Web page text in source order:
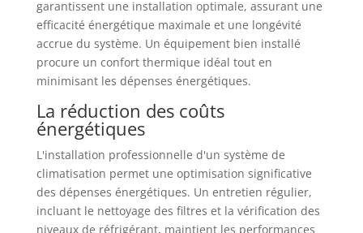
garantissent une installation optimale, assurant une
efficacité énergétique maximale et une longévité
accrue du système. Un équipement bien installé
procure un confort thermique idéal tout en
minimisant les dépenses énergétiques.
La réduction des coûts
énergétiques
L'installation professionnelle d'un système de
climatisation permet une optimisation significative
des dépenses énergétiques. Un entretien régulier,
incluant le nettoyage des filtres et la vérification des
niveaux de réfrigérant, maintient les performances